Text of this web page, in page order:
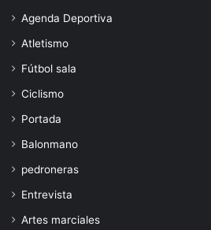
Agenda Deportiva
Atletismo
Fútbol sala
Ciclismo
Portada
Balonmano
pedroneras
Entrevista
Artes marciales